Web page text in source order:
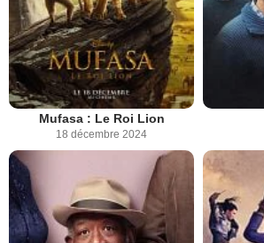
Mufasa : Le Roi Lion
18 décembre 2024